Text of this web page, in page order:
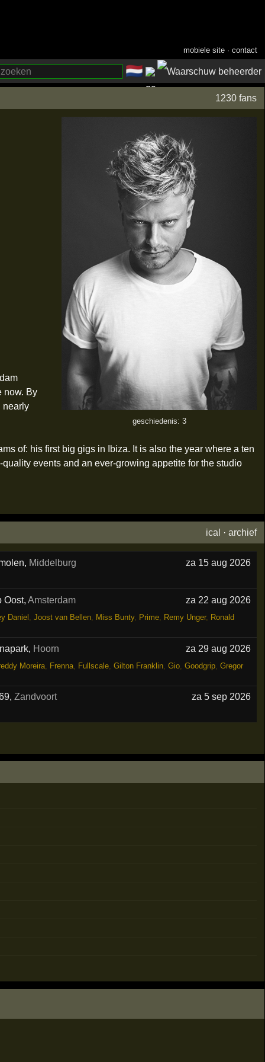
mobiele site ·contact
🇳🇱
1230 fans
geschiedenis: 3
now. By
nearly
of: his first big gigs in Ibiza. It is also the year where a ten
events and an ever-growing appetite for the studio
ical ·archief
, Middelburg za 15 aug 2026
Oost,Amsterdam za 22 aug 2026
Daniel Joost van Bellen, Miss Bunty, Prime, Remy Unger, Ronald
, Hoorn za 29 aug 2026
Moreira, Frenna, Fullscale, Gilton Franklin, Gio, Goodgrip, Gregor
,Zandvoort za 5 sep 2026